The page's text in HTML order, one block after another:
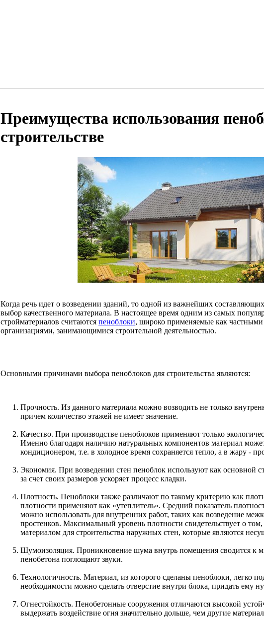
Преимущества использования
строительстве
Когда речь идет о возведении зданий, то одной из важнейших
выбор качественного материала. В настоящее время одним из самых
стройматериалов считаются пеноблоки, широко применяемые как частными
организациями, занимающимися строительной деятельностью.
Основными причинами выбора пеноблоков для строительства являются:
Прочность. Из данного материала можно возводить не только
причем количество этажей не имеет значение.
Качество. При производстве пеноблоков применяют только
Именно благодаря наличию натуральных компонентов материал
кондиционером, т.е. в холодное время сохраняется тепло, а в жару -
Экономия. При возведении стен пеноблок используют как основной
за счет своих размеров ускоряет процесс кладки.
Плотность. Пеноблоки также различают по такому критерию как
плотности применяют как «утеплитель». Средний показатель
можно использовать для внутренних работ, таких как возведение
простенков. Максимальный уровень плотности свидетельствует о
материалом для строительства наружных стен, которые являются
Шумоизоляция. Проникновение шума внутрь помещения сводится к
пенобетона поглощают звуки.
Технологичность. Материал, из которого сделаны пеноблоки, легко
необходимости можно сделать отверстие внутри блока, придать ему
Огнестойкость. Пенобетонные сооружения отличаются высокой
выдержать воздействие огня значительно дольше, чем другие